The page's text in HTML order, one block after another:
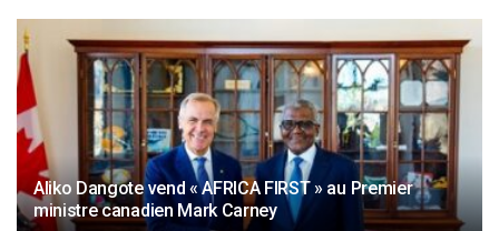
Aliko Dangote vend « AFRICA FIRST » au Premier
ministre canadien Mark Carney